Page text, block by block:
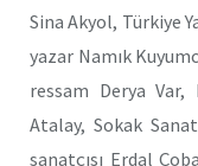
Sina Akyol, Türkiye
yazar Namık
ressam Derya Var,
Atalay, Sokak
sanatçısı Erdal